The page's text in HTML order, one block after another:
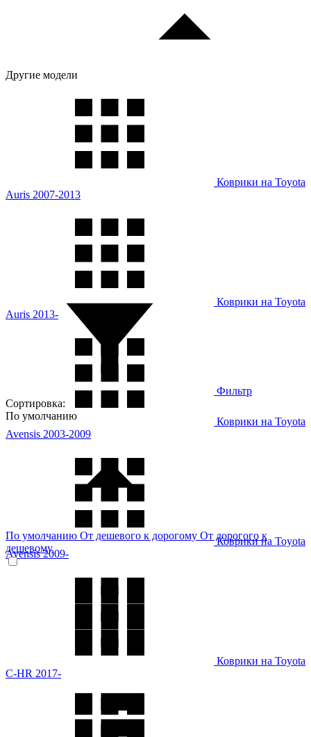
Другие модели
Коврики на Toyota
Auris 2007-2013
Коврики на Toyota
Auris 2013-
Коврики на Toyota
Avensis 2003-2009
Коврики на Toyota
Avensis 2009-
Коврики на Toyota
C-HR 2017-
Фильтр
Сортировка:
По умолчанию
По умолчанию От дешевого к дорогому От дорогого к
дешевому